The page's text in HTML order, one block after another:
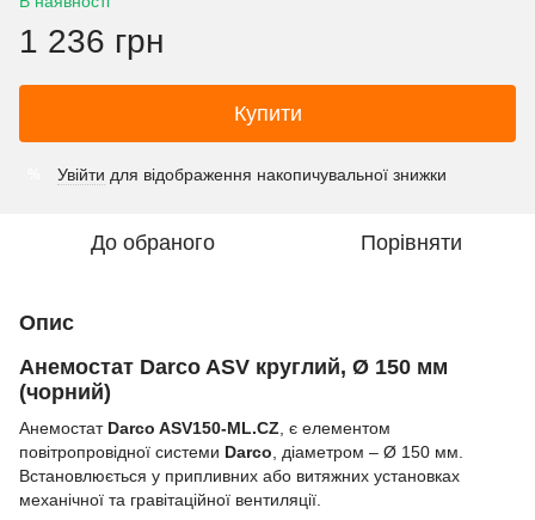
1 236 грн
Купити
Увійти для відображення накопичувальної знижки
До обраного Порівняти
Опис
Анемостат Darco ASV круглий, Ø 150 мм
(чорний)
Анемостат Darco ASV150-ML.CZ , є елементом
повітропровідної системи Darco , діаметром – Ø 150 мм.
Встановлюється у припливних або витяжних установках
механічної та гравітаційної вентиляції.